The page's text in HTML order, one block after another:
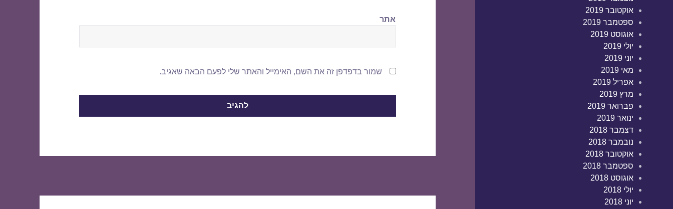
אוקטובר 2019
ספטמבר 2019
אוגוסט 2019
יולי 2019
יוני 2019
מאי 2019
אפריל 2019
מרץ 2019
פברואר 2019
ינואר 2019
דצמבר 2018
נובמבר 2018
אוקטובר 2018
ספטמבר 2018
אוגוסט 2018
יולי 2018
יוני 2018
אתר
שמור בדפדפן זה את השם, האימייל והאתר שלי לפעם הבאה שאגיב.